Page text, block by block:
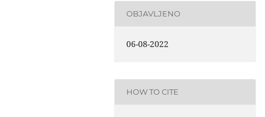
OBJAVLJENO
06-08-2022
HOW TO CITE